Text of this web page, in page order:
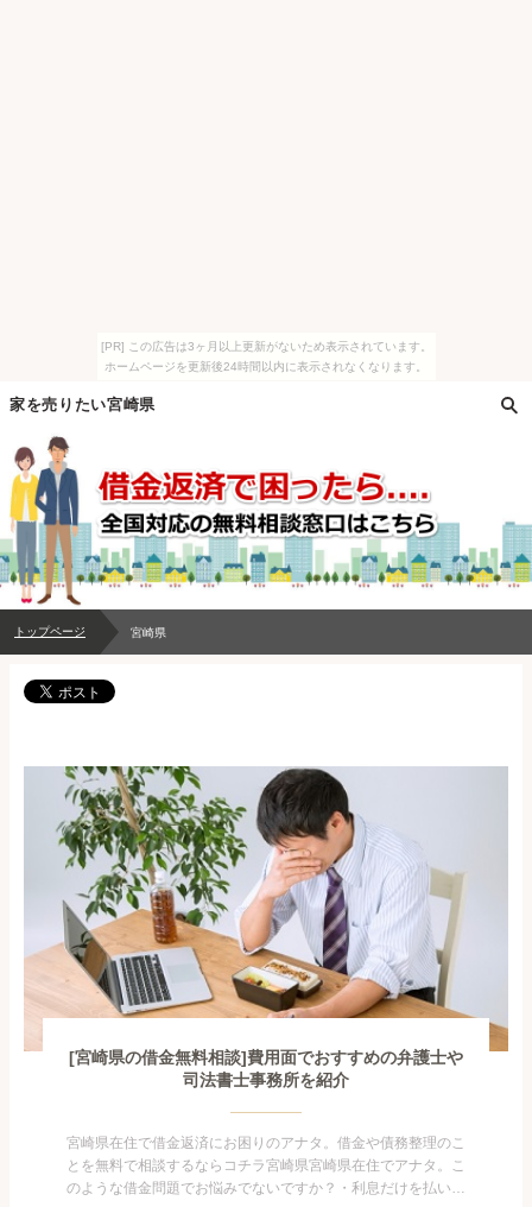
[PR] この広告は3ヶ月以上更新がないため表示されています。
ホームページを更新後24時間以内に表示されなくなります。
家を売りたい宮崎県
トップページ 宮崎県
[宮崎県の借金無料相談]費用面でおすすめの弁護士や
司法書士事務所を紹介
宮崎県在住で借金返済にお困りのアナタ。借金や債務整理のこ
とを無料で相談するならコチラ宮崎県宮崎県在住でアナタ。こ
のような借金問題でお悩みでないですか？・利息だけを払い続